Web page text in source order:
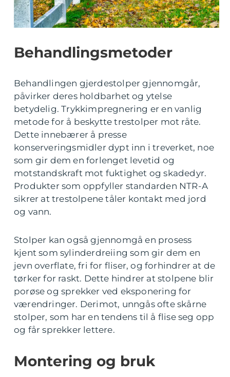
Behandlingsmetoder
Behandlingen gjerdestolper gjennomgår,
påvirker deres holdbarhet og ytelse
betydelig. Trykkimpregnering er en vanlig
metode for å beskytte trestolper mot råte.
Dette innebærer å presse
konserveringsmidler dypt inn i treverket, noe
som gir dem en forlenget levetid og
motstandskraft mot fuktighet og skadedyr.
Produkter som oppfyller standarden NTR-A
sikrer at trestolpene tåler kontakt med jord
og vann.
Stolper kan også gjennomgå en prosess
kjent som sylinderdreiing som gir dem en
jevn overflate, fri for fliser, og forhindrer at de
tørker for raskt. Dette hindrer at stolpene blir
porøse og sprekker ved eksponering for
værendringer. Derimot, unngås ofte skårne
stolper, som har en tendens til å flise seg opp
og får sprekker lettere.
Montering og bruk